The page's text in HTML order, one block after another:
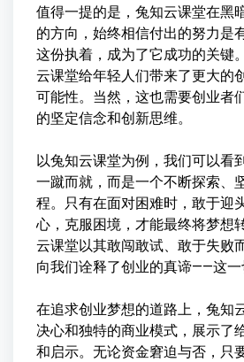
值得一提的是，兔知云课堂在黑
的方向，始终相信付出的努力是
这份执着，成为了它成功的关键
云课堂给年轻人们带来了更大的
可能性。当然，这也需要创业者
的坚定信念和创新思维。
以兔知云课堂为例，我们可以看
一蹴而就，而是一个不断探索、
程。只有在面对困难时，敢于迎
心，克服困境，才能最终将梦想
云课堂以其敢闯敢试、敢于失败
向我们诠释了创业的真谛——这一
在追求创业梦想的道路上，兔知
决心和独特的商业模式，展示了
和启示。无论资金窘迫与否，只